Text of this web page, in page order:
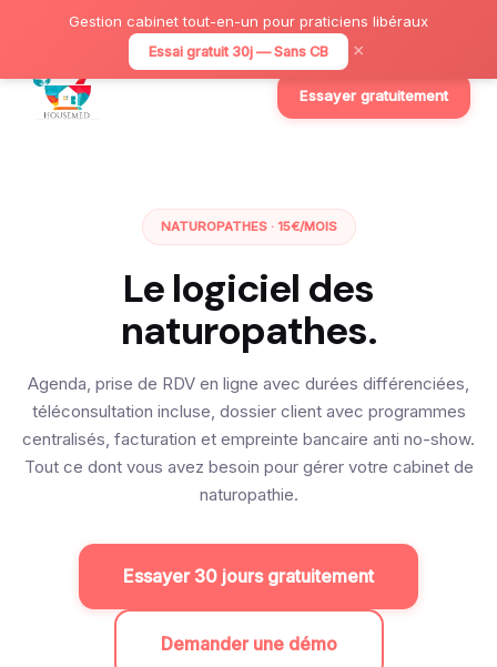
Gestion cabinet tout-en-un pour praticiens libéraux
Essai gratuit 30j — Sans CB ×
Essayer gratuitement
NATUROPATHES · 15€/MOIS
Le logiciel des
naturopathes.
Agenda, prise de RDV en ligne avec durées différenciées,
téléconsultation incluse, dossier client avec programmes
centralisés, facturation et empreinte bancaire anti no-show.
Tout ce dont vous avez besoin pour gérer votre cabinet de
naturopathie.
Essayer 30 jours gratuitement
Demander une démo